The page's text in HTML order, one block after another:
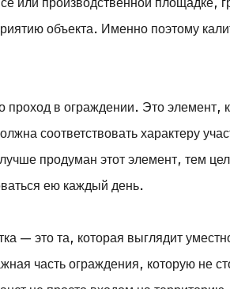
объекта. Именно поэтому
в ограждении. Это элемент,
соответствовать характеру
продуман этот элемент, тем
ею каждый день.
— это та, которая выглядит
часть ограждения, которую не